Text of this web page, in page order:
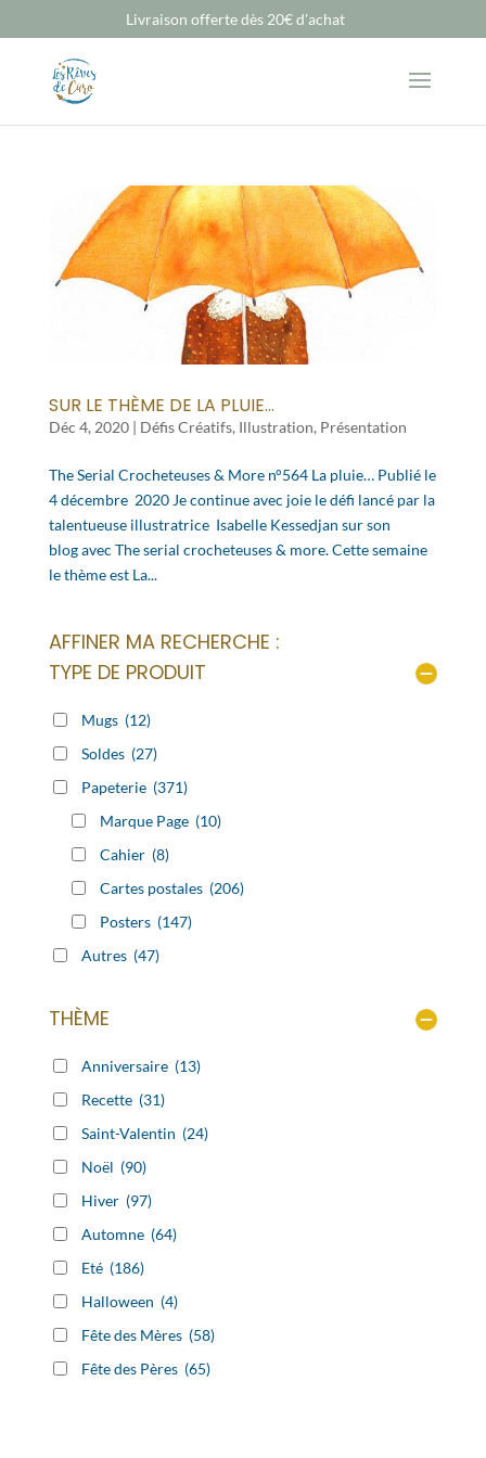
Livraison offerte dès 20€ d'achat
SUR LE THÈME DE LA PLUIE…
Déc 4, 2020| Défis Créatifs, Illustration, Présentation
The Serial Crocheteuses & More n°564 La pluie… Publié le
4 décembre 2020 Je continue avec joie le défi lancé par la
talentueuse illustratrice Isabelle Kessedjan sur son
blog avec The serial crocheteuses & more. Cette semaine
le thème est La...
AFFINER MA RECHERCHE :
TYPE DE PRODUIT
Mugs (12)
Soldes (27)
Papeterie (371)
Marque Page (10)
Cahier (8)
Cartes postales (206)
Posters (147)
Autres (47)
THÈME
Anniversaire (13)
Recette (31)
Saint-Valentin (24)
Noël (90)
Hiver (97)
Automne (64)
Eté (186)
Halloween (4)
Fête des Mères (58)
Fête des Pères (65)